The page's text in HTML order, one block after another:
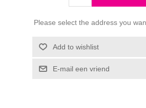
Please select the address you